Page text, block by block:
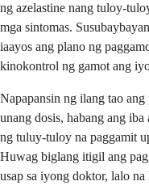
ng azelastine nang tuloy-
mga sintomas.
iaayos ang plano ng
kinokontrol ng gamot ang
Napapansin ng ilang tao
unang dosis, habang ang
ng tuluy-tuloy na paggamit
Huwag biglang itigil ang
usap sa iyong doktor, lalo